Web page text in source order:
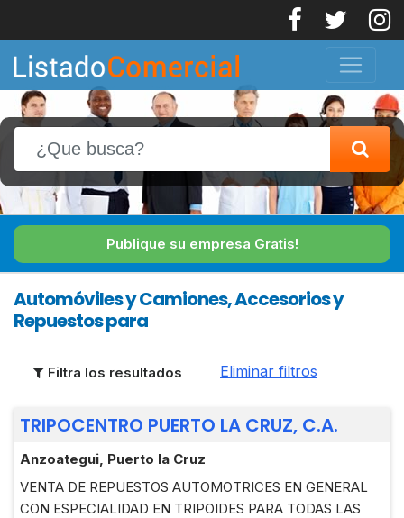
Publique su empresa Gratis!
Automóviles y Camiones, Accesorios y
Repuestos para
Filtra los resultados Eliminar filtros
TRIPOCENTRO PUERTO LA CRUZ, C.A.
Anzoategui, Puerto la Cruz
VENTA DE REPUESTOS AUTOMOTRICES EN GENERAL
CON ESPECIALIDAD EN TRIPOIDES PARA TODAS LAS